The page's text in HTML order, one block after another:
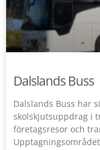
Dalslands Buss
Dalslands Buss har
skolskjutsuppdrag i
företagsresor och